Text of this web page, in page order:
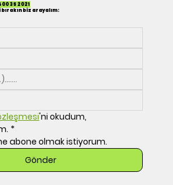
35 2021
biz arayalım:
'ni okudum,
*
abone olmak istiyorum.
Gönder